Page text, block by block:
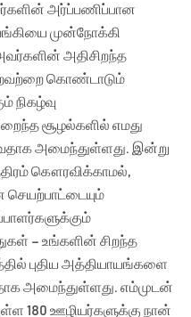
அர்ப்பணிப்பான
முன்நோக்கி
அதிசிறந்த
கொண்டாடும்
நிகழ்வு
சூழல்களில் எமது
அமைந்துள்ளது. இன்று
கௌரவிக்காமல்,
செயற்பாட்டையும்
– உங்களின் சிறந்த
புதிய அத்தியாயங்களை
அமைந்துள்ளது. எம்முடன்
180 ஊழியர்களுக்கு நான்